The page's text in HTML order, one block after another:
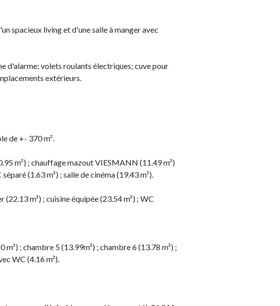
spacieux living et d'une salle à manger avec
d'alarme; volets roulants électriques; cuve pour
extérieurs.
de +- 370 m².
m²) ; chauffage mazout VIESMANN (11.49 m²)
(1.63 m²) ; salle de cinéma (19.43 m²).
(22.13 m²) ; cuisine équipée (23.54 m²) ; WC
; chambre 5 (13.99m²) ; chambre 6 (13.78 m²) ;
WC (4.16 m²).